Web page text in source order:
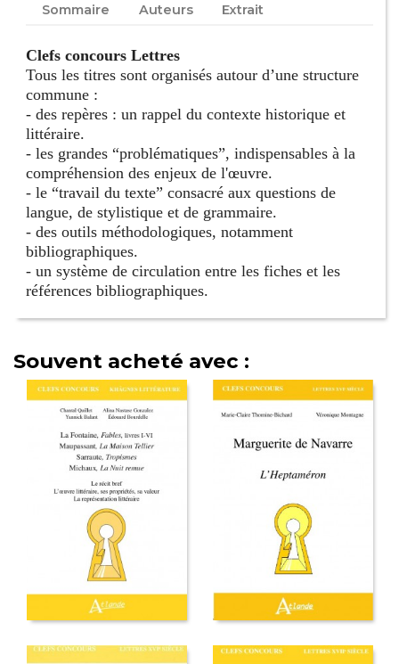
Sommaire
Auteurs Extrait
Clefs concours Lettres
Tous les titres sont organisés autour d’une structure
commune :
- des repères : un rappel du contexte historique et
littéraire.
- les grandes “problématiques”, indispensables à la
compréhension des enjeux de l'œuvre.
- le “travail du texte” consacré aux questions de
langue, de stylistique et de grammaire.
- des outils méthodologiques, notamment
bibliographiques.
- un système de circulation entre les fiches et les
références bibliographiques.
Souvent acheté avec :